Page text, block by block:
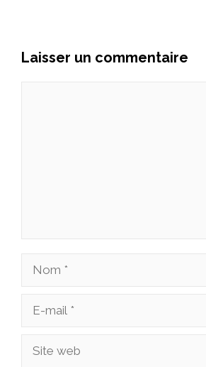
Laisser un commentaire
Nom
Site